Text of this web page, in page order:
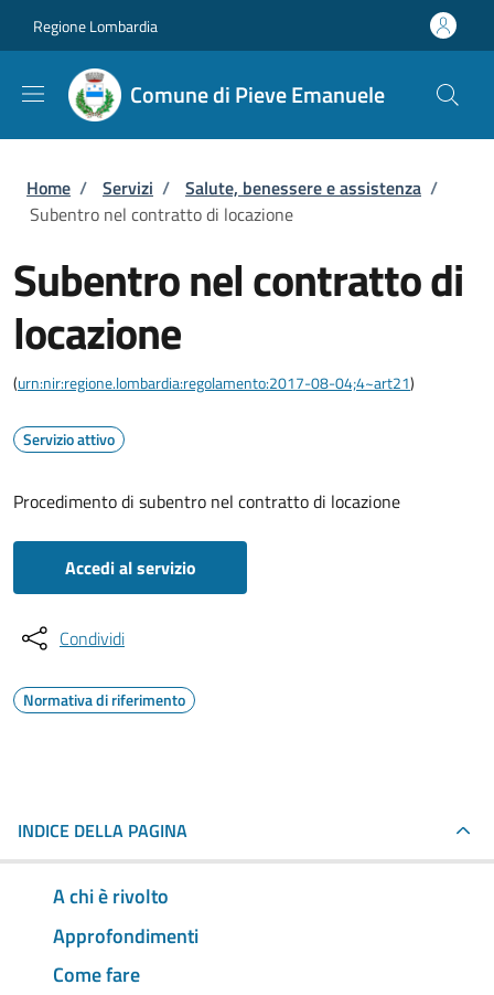
Regione Lombardia
Comune di Pieve Emanuele
Briciole di pane
Home / Servizi / Salute, benessere e assistenza /
Subentro nel contratto di locazione
Subentro nel contratto di
locazione
(urn:nir:regione.lombardia:regolamento:2017-08-04;4~art21)
Servizio attivo
Procedimento di subentro nel contratto di locazione
Accedi al servizio
Condividi
Normativa di riferimento
INDICE DELLA PAGINA
A chi è rivolto
Approfondimenti
Come fare